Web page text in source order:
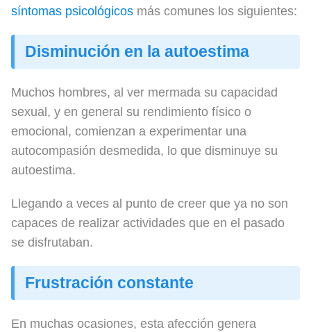
síntomas psicológicos más comunes los siguientes:
Disminución en la autoestima
Muchos hombres, al ver mermada su capacidad
sexual, y en general su rendimiento físico o
emocional, comienzan a experimentar una
autocompasión desmedida, lo que disminuye su
autoestima.
Llegando a veces al punto de creer que ya no son
capaces de realizar actividades que en el pasado
se disfrutaban.
Frustración constante
En muchas ocasiones, esta afección genera